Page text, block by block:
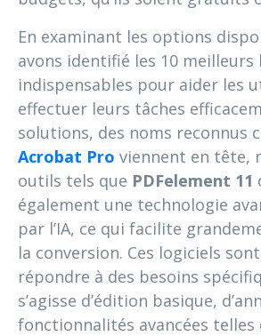
En examinant les options
avons identifié les 10 meilleurs
indispensables pour aider les
effectuer leurs tâches
solutions, des noms reconnus
Acrobat Pro viennent en tête,
outils tels que PDFelement 11
également une technologie
par l’IA, ce qui facilite
la conversion. Ces logiciels
répondre à des besoins
s’agisse d’édition basique,
fonctionnalités avancées telles